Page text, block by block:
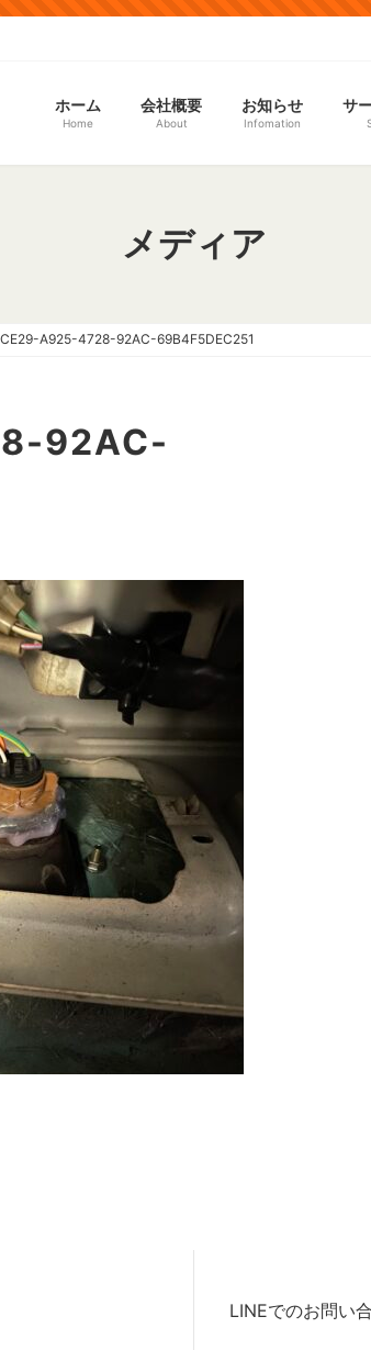
ホーム
Home
会社概要
About
お知らせ
Infomation
サ
メディア
A925-4728-92AC-69B4F5DEC251
92AC-
LINEでのお問い